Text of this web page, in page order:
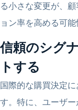
る小さな変更が、
ョン率を高める可
信頼のシグ
トする
国際的な購買決定
す。特に、ユーザ